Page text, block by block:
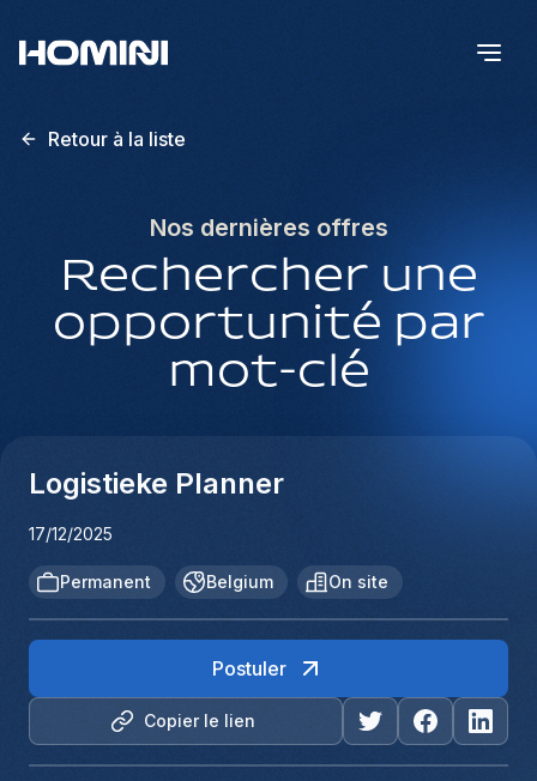
Retour à la liste
Nos dernières offres
Rechercher une
opportunité par
mot-clé
Logistieke Planner
17/12/2025
Permanent Belgium On site
Copier le lien
Postuler